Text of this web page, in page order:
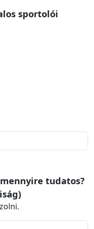
sportolói
tudatos?